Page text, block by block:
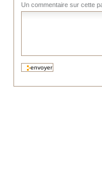
Un commentaire sur cette